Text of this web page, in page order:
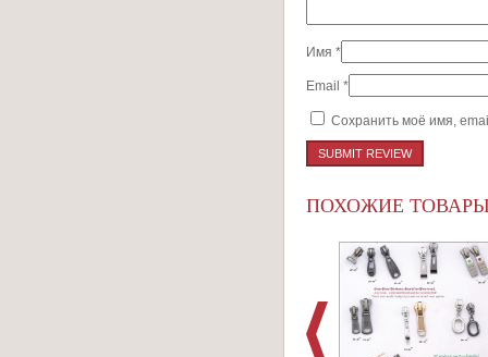
Имя *
Email *
Сохранить моё имя,
ПОХОЖИЕ